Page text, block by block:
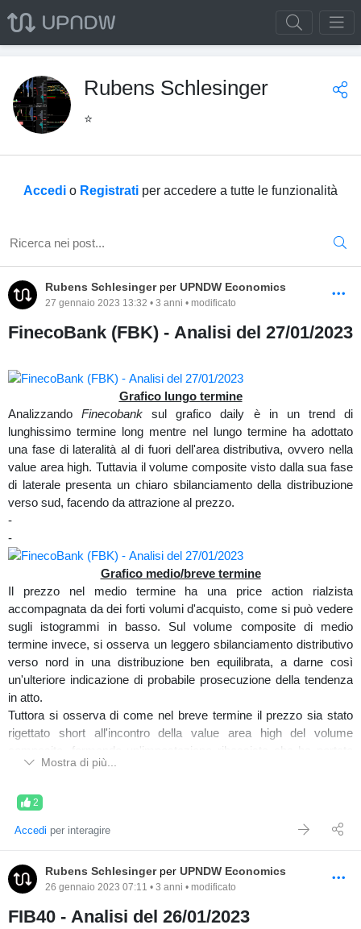
Rubens Schlesinger
⭐️
Accedi o Registrati per accedere a tutte le funzionalità
Rubens Schlesinger per UPNDW Economics
27 gennaio 2023 13:32 • 3 anni • modificato
FinecoBank (FBK) - Analisi del 27/01/2023
Grafico lungo termine
Analizzando Finecobank sul grafico daily è in un trend di
lunghissimo termine long mentre nel lungo termine ha adottato
una fase di lateralità al di fuori dell'area distributiva, ovvero nella
value area high. Tuttavia il volume composite visto dalla sua fase
di laterale presenta un chiaro sbilanciamento della distribuzione
verso sud, facendo da attrazione al prezzo.
-
-
Grafico medio/breve termine
Il prezzo nel medio termine ha una price action rialzista
accompagnata da dei forti volumi d'acquisto, come si può vedere
sugli istogrammi in basso. Sul volume composite di medio
termine invece, si osserva un leggero sbilanciamento distributivo
verso nord in una distribuzione ben equilibrata, a darne così
un'ulteriore indicazione di probabile prosecuzione della tendenza
in atto.
Tuttora si osserva di come nel breve termine il prezzo sia stato
rigettato short all'incontro della value area high del volume
composito, formando un'impostazione ribassista cha ha portato
ad un rientro del prezzo in distribuzione, da cui nelle ultime
Osservando più dettagliatamente la distribuzione di breve,
posizionando il volume profile dall'attuale impostazione ribassista,
vi sono dei primi assorbimenti delle vendite dagli attuali minimi a
15,9 visti sui delta orizzontali.
-
Mostra di più...
2
Accedi per interagire
Rubens Schlesinger per UPNDW Economics
26 gennaio 2023 07:11 • 3 anni • modificato
FIB40 - Analisi del 26/01/2023